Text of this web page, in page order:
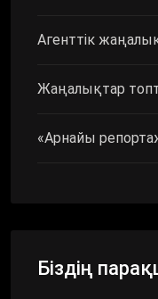
Агенттік
Жаңалықтар
«Арнайы
Біздің